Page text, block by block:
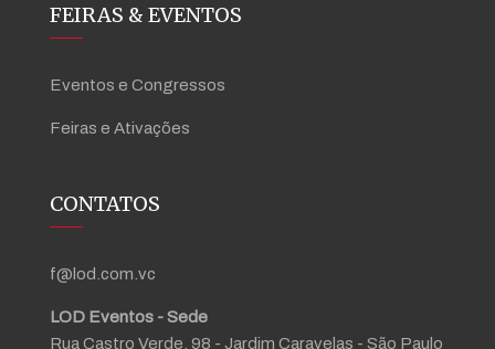
FEIRAS & EVENTOS
Eventos e Congressos
Feiras e Ativações
CONTATOS
f@lod.com.vc
LOD Eventos - Sede
Rua Castro Verde, 98 - Jardim Caravelas - São Paulo